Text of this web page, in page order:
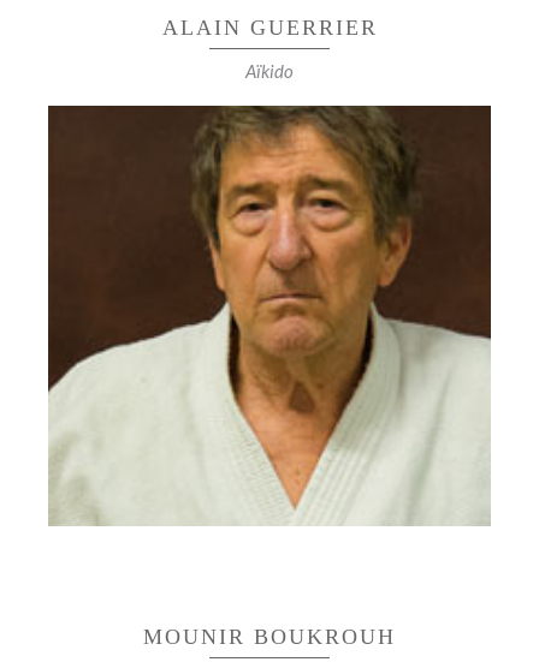
ALAIN GUERRIER
Aïkido
7ÈME DAN AIKIKAÏ
Aujourd’hui 7ème dan de l’Aïkikaï, Alain Guerrier
est donc le professeur de la section Aikido . il
anime des stages et des cours en France et à
l’Etranger sous la direction de Me Takeshi
Yamashima.
MOUNIR BOUKROUH